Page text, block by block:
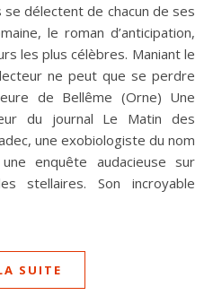
délectent de chacun de ses
le roman d’anticipation,
les plus célèbres. Maniant le
ne peut que se perdre
de Bellême (Orne) Une
du journal Le Matin des
une exobiologiste du nom
enquête audacieuse sur
stellaires. Son incroyable
SUITE